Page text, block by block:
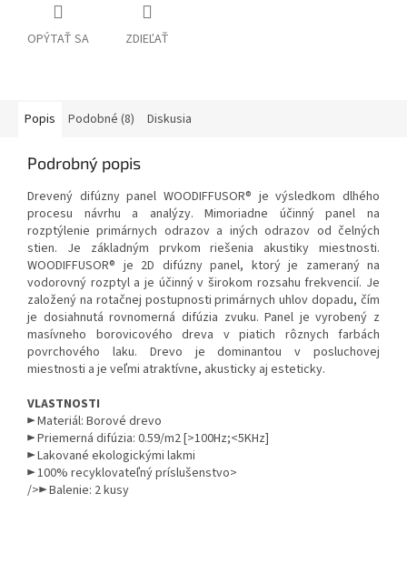
OPÝTAŤ SA ZDIEĽAŤ
Popis Podobné (8) Diskusia
Podrobný popis
Drevený difúzny panel WOODIFFUSOR® je výsledkom dlhého
procesu návrhu a analýzy. Mimoriadne účinný panel na
rozptýlenie primárnych odrazov a iných odrazov od čelných
stien. Je základným prvkom riešenia akustiky miestnosti.
WOODIFFUSOR® je 2D difúzny panel, ktorý je zameraný na
vodorovný rozptyl a je účinný v širokom rozsahu frekvencií. Je
založený na rotačnej postupnosti primárnych uhlov dopadu, čím
je dosiahnutá rovnomerná difúzia zvuku. Panel je vyrobený z
masívneho borovicového dreva v piatich rôznych farbách
povrchového laku. Drevo je dominantou v posluchovej
miestnosti a je veľmi atraktívne, akusticky aj esteticky.
VLASTNOSTI
► Materiál: Borové drevo
► Priemerná difúzia: 0.59/m2 [>100Hz;<5KHz]
► Lakované ekologickými lakmi
► 100% recyklovateľný príslušenstvo>
/>► Balenie: 2 kusy